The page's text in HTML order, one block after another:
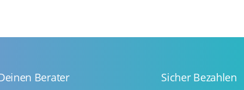
Berater Sicher Bezahlen